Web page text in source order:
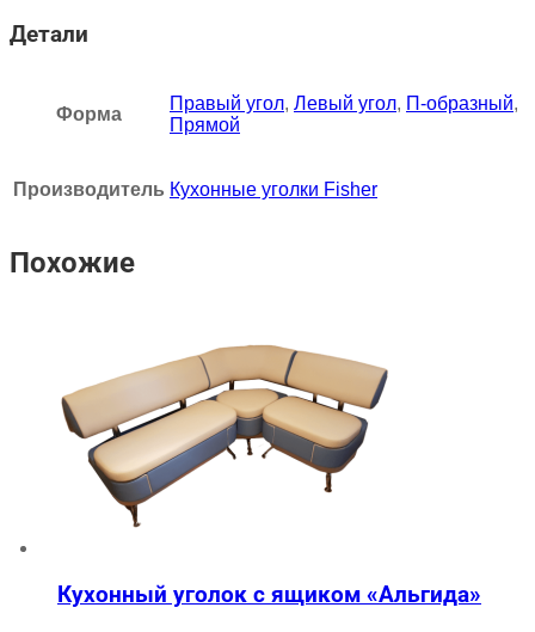
Детали
Форма
Правый угол, Левый угол, П-образный,
Прямой
Производитель Кухонные уголки Fisher
Похожие
Кухонный уголок с ящиком «Альгида»